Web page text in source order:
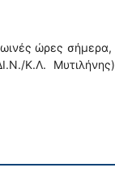
ώρες
Κ.Λ.